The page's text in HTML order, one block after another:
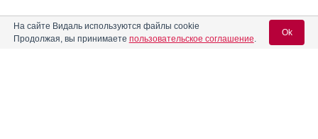
На сайте Видаль используются файлы cookie
Продолжая, вы принимаете пользовательское соглашение.
Ok